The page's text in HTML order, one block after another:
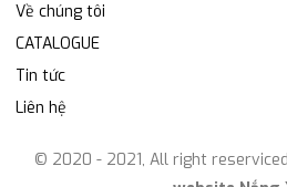
Về chúng tôi
CATALOGUE
Tin tức
Liên hệ
© 2020 - 2021, All right